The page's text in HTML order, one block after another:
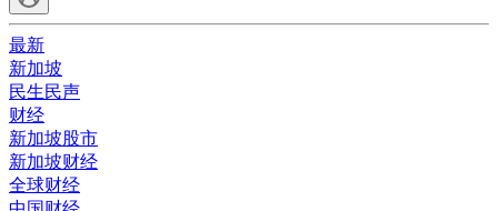
最新
新加坡
民生民声
财经
新加坡股市
新加坡财经
全球财经